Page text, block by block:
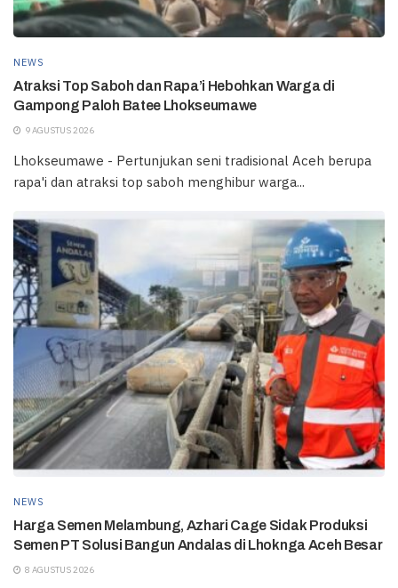
NEWS
Atraksi Top Saboh dan Rapa’i Hebohkan Warga di
Gampong Paloh Batee Lhokseumawe
9 AGUSTUS 2026
Lhokseumawe - Pertunjukan seni tradisional Aceh berupa
rapa'i dan atraksi top saboh menghibur warga...
NEWS
Harga Semen Melambung, Azhari Cage Sidak Produksi
Semen PT Solusi Bangun Andalas di Lhoknga Aceh Besar
8 AGUSTUS 2026